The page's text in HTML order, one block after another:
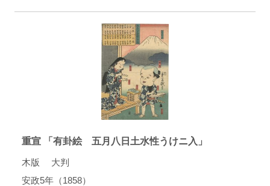
重宣 「有卦絵 五月八日土水性うけニ入」
木版 大判
安政5年（1858）